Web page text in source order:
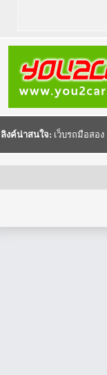
ลิงค์น่าสนใจ: เว็บรถมือสอง